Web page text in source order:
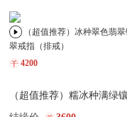
（超值推荐）糯冰种满绿
（超值推荐）冰种翠色翡
翠戒指（排戒）
4200
（超值推荐）冰种镶金伴
芦戒指